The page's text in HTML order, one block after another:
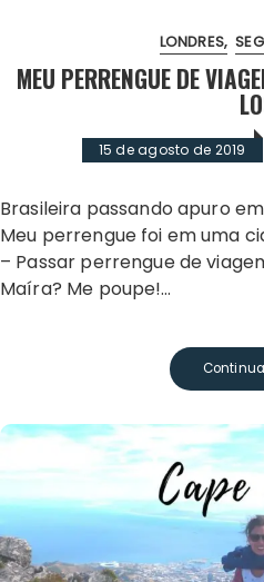
LONDRES
MEU PERRENGUE DE
15 de agosto de 2019
Brasileira passando apuro em viagem, normal né? XD
Meu perrengue foi em uma
– Passar perrengue de
Maíra? Me poupe!…